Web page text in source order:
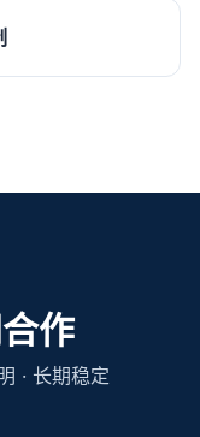
作
· 长期稳定